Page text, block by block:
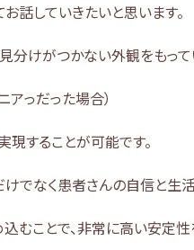
話していきたいと思います。
分けがつかない外観をもって
っだった場合）
することが可能です。
でなく患者さんの自信と生
むことで、非常に高い安定性